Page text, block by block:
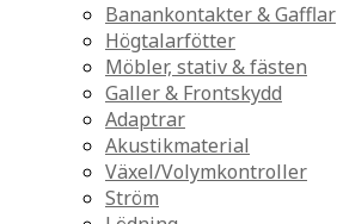
Banankontakter & Gafflar
Högtalarfötter
Möbler, stativ & fästen
Galler & Frontskydd
Adaptrar
Akustikmaterial
Växel/Volymkontroller
Ström